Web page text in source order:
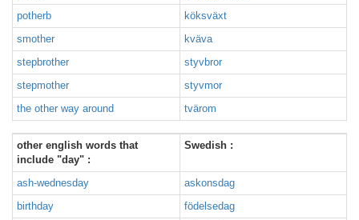
potherb
köksväxt
smother
kväva
stepbrother
styvbror
stepmother
styvmor
the other way around
tvärom
other english words that
include "day" :
Swedish :
ash-wednesday
askonsdag
birthday
födelsedag